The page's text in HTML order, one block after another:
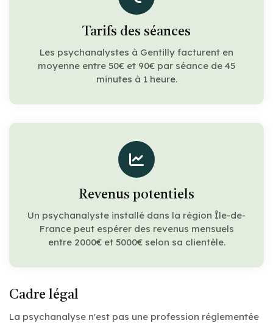
Tarifs des séances
Les psychanalystes à Gentilly facturent en
moyenne entre 50€ et 90€ par séance de 45
minutes à 1 heure.
Revenus potentiels
Un psychanalyste installé dans la région Île-de-
France peut espérer des revenus mensuels
entre 2000€ et 5000€ selon sa clientèle.
Cadre légal
La psychanalyse n'est pas une profession réglementée